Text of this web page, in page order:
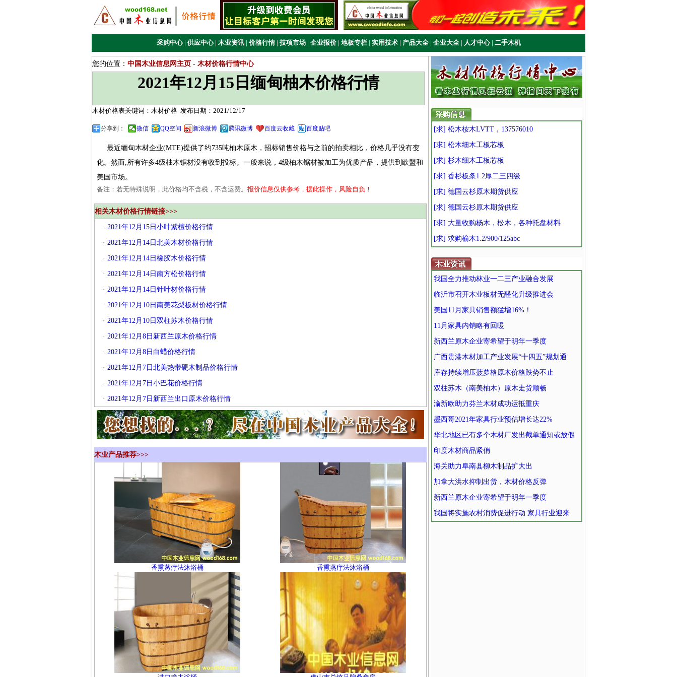
采购中心 | 供应中心 | 木业资讯 | 价格行情 | 技项市场 | 企业报价 | 地板专栏 | 实用技术 | 产品大全 | 企业大全 | 人才中心 | 二手木机
您的位置： 中国木业信息网主页 - 木材价格行情中心
2021年12月15日缅甸柚木价格行情
木材价格表关键词：木材价格 发布日期：2021/12/17
分享到： 微信 QQ空间 新浪微博 腾讯微博 百度云收藏 百度贴吧
最近缅甸木材企业(MTE)提供了约735吨柚木原木，招标销售价格与之前的拍卖相比，价格几乎没有变
化。然而,所有许多4级柚木锯材没有收到投标。一般来说，4级柚木锯材被加工为优质产品，提供到欧盟和
美国市场。
备注：若无特殊说明，此价格均不含税，不含运费。 报价信息仅供参考，据此操作，风险自负！
相关木材价格行情链接>>>
· 2021年12月15日小叶紫檀价格行情
· 2021年12月14日北美木材价格行情
· 2021年12月14日橡胶木价格行情
· 2021年12月14日南方松价格行情
· 2021年12月14日针叶材价格行情
· 2021年12月10日南美花梨板材价格行情
· 2021年12月10日双柱苏木价格行情
· 2021年12月8日新西兰原木价格行情
· 2021年12月8日白蜡价格行情
· 2021年12月7日北美热带硬木制品价格行情
· 2021年12月7日小巴花价格行情
· 2021年12月7日新西兰出口原木价格行情
木业产品推荐>>>
香熏蒸疗法沐浴桶 香熏蒸疗法沐浴桶
[求] 松木桉木LVTT，137576010
[求] 松木细木工板芯板
[求] 杉木细木工板芯板
[求] 香杉板条1.2厚二三四级
[求] 德国云杉原木期货供应
[求] 德国云杉原木期货供应
[求] 大量收购杨木，松木，各种托盘材料
[求] 求购榆木1.2/900/125abc
我国全力推动林业一二三产业融合发展
临沂市召开木业板材无醛化升级推进会
美国11月家具销售额猛增16%！
11月家具内销略有回暖
新西兰原木企业寄希望于明年一季度
广西贵港木材加工产业发展“十四五”规划通
库存持续增压菠萝格原木价格跌势不止
双柱苏木（南美柚木）原木走货顺畅
渝新欧助力芬兰木材成功运抵重庆
墨西哥2021年家具行业预估增长达22%
华北地区已有多个木材厂发出截单通知或放假
印度木材商品紧俏
海关助力阜南县柳木制品扩大出
加拿大洪水抑制出货，木材价格反弹
新西兰原木企业寄希望于明年一季度
我国将实施农村消费促进行动 家具行业迎来